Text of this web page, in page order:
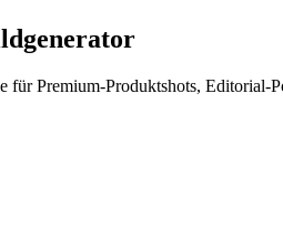
Premium-Produktshots, Editorial-